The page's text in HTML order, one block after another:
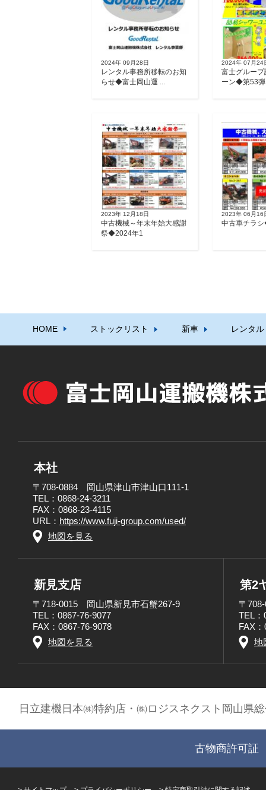
2024年 09月28日
レンタル事務所移転のお知
らせ◆富士岡山運 ...
2024年 07月24
富士グルー
ーン◆第53弾
2023年 12月18日
中古機械～年末年始大感謝
祭◆2024年1
2023年 06月16
中古車チラ
HOME ストックリスト 新車 レンタル
本社
〒708-0884 岡山県津山市津山口111-1
TEL：0868-24-3211
FAX：0868-23-4115
URL： https://www.fuji-group.com/used/
地図を見る
新見支店
〒718-0015 岡山県新見市石蟹267-9
TEL：0867-76-9077
FAX：0867-76-9078
地図を見る
第2
〒
TEL：
FAX
地
日立建機日本㈱特約店・㈱ロジスネクスト岡山県
古物商許可